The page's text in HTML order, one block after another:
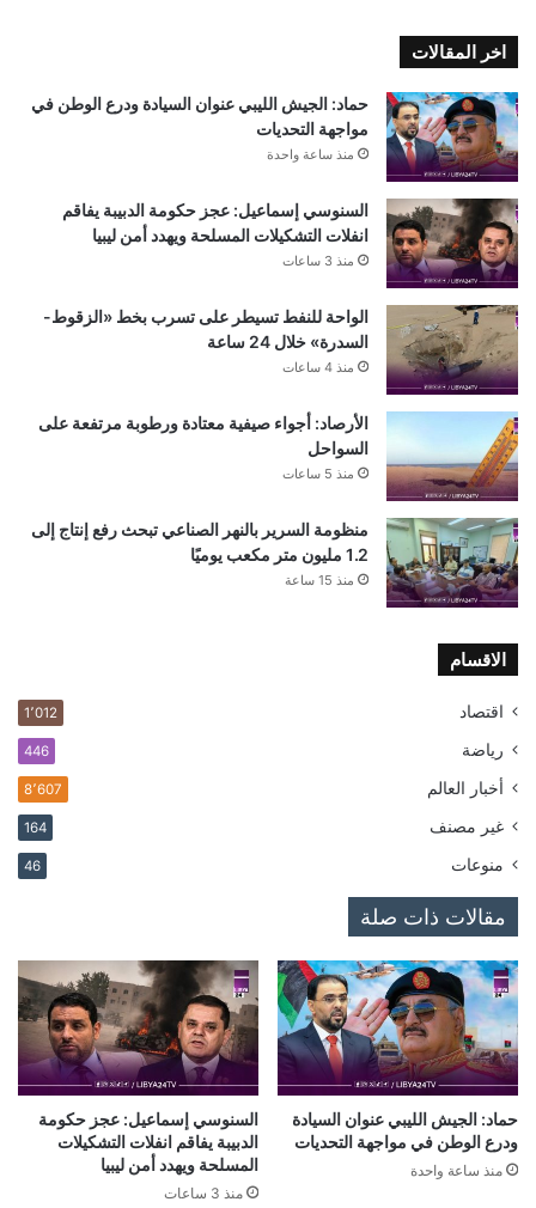
اخر المقالات
حماد: الجيش الليبي عنوان السيادة ودرع الوطن في
مواجهة التحديات
منذ ساعة واحدة
السنوسي إسماعيل: عجز حكومة الدبيبة يفاقم
انفلات التشكيلات المسلحة ويهدد أمن ليبيا
منذ 3 ساعات
الواحة للنفط تسيطر على تسرب بخط «الزقوط-
السدرة» خلال 24 ساعة
منذ 4 ساعات
الأرصاد: أجواء صيفية معتادة ورطوبة مرتفعة على
السواحل
منذ 5 ساعات
منظومة السرير بالنهر الصناعي تبحث رفع إنتاج إلى
1.2 مليون متر مكعب يوميًا
منذ 15 ساعة
الاقسام
اقتصاد 1٬012
رياضة 446
أخبار العالم 8٬607
غير مصنف 164
منوعات 46
مقالات ذات صلة
حماد: الجيش الليبي عنوان السيادة
ودرع الوطن في مواجهة التحديات
منذ ساعة واحدة
السنوسي إسماعيل: عجز حكومة
الدبيبة يفاقم انفلات التشكيلات
المسلحة ويهدد أمن ليبيا
منذ 3 ساعات